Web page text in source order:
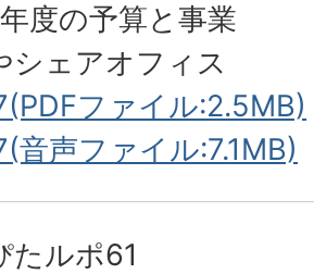
度の予算と事業
シェアオフィス
ファイル:2.5MB)
音声ファイル:7.1MB)
たルポ61